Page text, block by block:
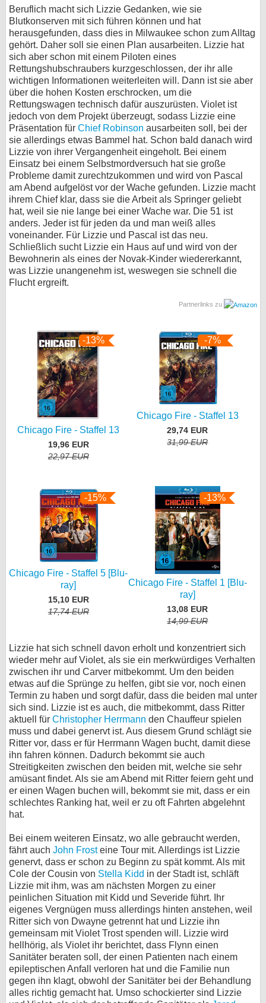
Beruflich macht sich Lizzie Gedanken, wie sie
Blutkonserven mit sich führen können und hat
herausgefunden, dass dies in Milwaukee schon zum Alltag
gehört. Daher soll sie einen Plan ausarbeiten. Lizzie hat
sich aber schon mit einem Piloten eines
Rettungshubschraubers kurzgeschlossen, der ihr alle
wichtigen Informationen weiterleiten will. Dann ist sie aber
über die hohen Kosten erschrocken, um die
Rettungswagen technisch dafür auszurüsten. Violet ist
jedoch von dem Projekt überzeugt, sodass Lizzie eine
Präsentation für Chief Robinson ausarbeiten soll, bei der
sie allerdings etwas Bammel hat. Schon bald danach wird
Lizzie von ihrer Vergangenheit eingeholt. Bei einem
Einsatz bei einem Selbstmordversuch hat sie große
Probleme damit zurechtzukommen und wird von Pascal
am Abend aufgelöst vor der Wache gefunden. Lizzie macht
ihrem Chief klar, dass sie die Arbeit als Springer geliebt
hat, weil sie nie lange bei einer Wache war. Die 51 ist
anders. Jeder ist für jeden da und man weiß alles
voneinander. Für Lizzie und Pascal ist das neu.
Schließlich sucht Lizzie ein Haus auf und wird von der
Bewohnerin als eines der Novak-Kinder wiedererkannt,
was Lizzie unangenehm ist, weswegen sie schnell die
Flucht ergreift.
Partnerlinks zu
-13%
Chicago Fire - Staffel 13
19,96 EUR
22,97 EUR
-7%
Chicago Fire - Staffel 13
29,74 EUR
31,99 EUR
-15%
Chicago Fire - Staffel 5 [Blu-
ray]
15,10 EUR
17,74 EUR
-13%
Chicago Fire - Staffel 1 [Blu-
ray]
13,08 EUR
14,99 EUR
Lizzie hat sich schnell davon erholt und konzentriert sich
wieder mehr auf Violet, als sie ein merkwürdiges Verhalten
zwischen ihr und Carver mitbekommt. Um den beiden
etwas auf die Sprünge zu helfen, gibt sie vor, noch einen
Termin zu haben und sorgt dafür, dass die beiden mal unter
sich sind. Lizzie ist es auch, die mitbekommt, dass Ritter
aktuell für Christopher Herrmann den Chauffeur spielen
muss und dabei genervt ist. Aus diesem Grund schlägt sie
Ritter vor, dass er für Herrmann Wagen bucht, damit diese
ihn fahren können. Dadurch bekommt sie auch
Streitigkeiten zwischen den beiden mit, welche sie sehr
amüsant findet. Als sie am Abend mit Ritter feiern geht und
er einen Wagen buchen will, bekommt sie mit, dass er ein
schlechtes Ranking hat, weil er zu oft Fahrten abgelehnt
hat.
Bei einem weiteren Einsatz, wo alle gebraucht werden,
fährt auch John Frosteine Tour mit. Allerdings ist Lizzie
genervt, dass er schon zu Beginn zu spät kommt. Als mit
Cole der Cousin von Stella Kidd in der Stadt ist, schläft
Lizzie mit ihm, was am nächsten Morgen zu einer
peinlichen Situation mit Kidd und Severide führt. Ihr
eigenes Vergnügen muss allerdings hinten anstehen, weil
Ritter sich von Dwayne getrennt hat und Lizzie ihn
gemeinsam mit Violet Trost spenden will. Lizzie wird
hellhörig, als Violet ihr berichtet, dass Flynn einen
Sanitäter beraten soll, der einen Patienten nach einem
epileptischen Anfall verloren hat und die Familie nun
gegen ihn klagt, obwohl der Sanitäter bei der Behandlung
alles richtig gemacht hat. Umso schockierter sind Lizzie